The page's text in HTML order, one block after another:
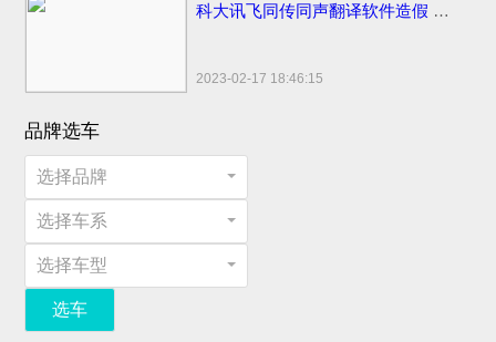
科大讯飞同传同声翻译软件造假 浮夸不能只罚酒三杯
2023-02-17 18:46:15
品牌选车
选择品牌
选择车系
选择车型
选车